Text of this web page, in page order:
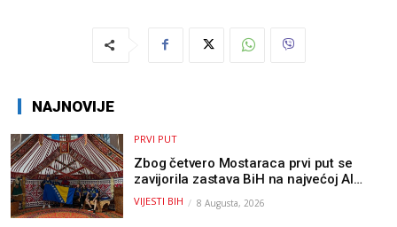
NAJNOVIJE
PRVI PUT
Zbog četvero Mostaraca prvi put se
zavijorila zastava BiH na najvećoj AI
olimpijadi, a sada je njihov mentor
postao član komiteta Međunarodne
VIJESTI BIH 8 Augusta, 2026